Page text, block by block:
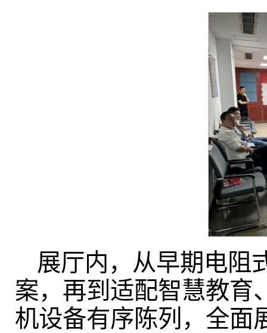
展厅内，从早期电阻
案，再到适配智慧教育
机设备有序陈列，全面